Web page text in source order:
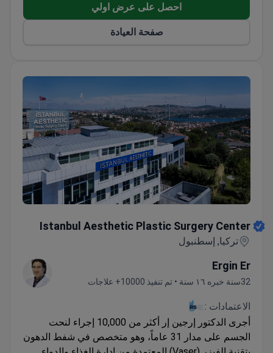
احصل على عرض اولي
صفحة العيادة
Istanbul Aesthetic Plastic Surgery Center
تركيا, إسطنبول
Ergin Er
32سنة خبره ١٦ سنة • تم تنفيذ 10000+ علاجات
الاعتمادات :
أجرى الدكتور إرجين إر أكثر من 10,000 إجراء لنحت
الجسم على مدار 31 عاماً، وهو متخصص في شفط الدهون